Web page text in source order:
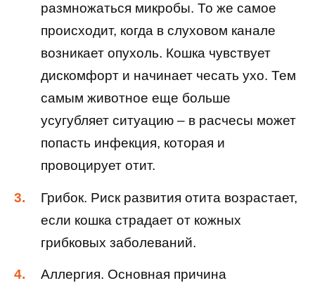
размножаться микробы. То же самое
происходит, когда в слуховом канале
возникает опухоль. Кошка чувствует
дискомфорт и начинает чесать ухо. Тем
самым животное еще больше
усугубляет ситуацию – в расчесы может
попасть инфекция, которая и
провоцирует отит.
Грибок. Риск развития отита возрастает,
если кошка страдает от кожных
грибковых заболеваний.
Аллергия. Основная причина